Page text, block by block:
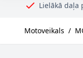
Lielākā daļa
Motoveikals /